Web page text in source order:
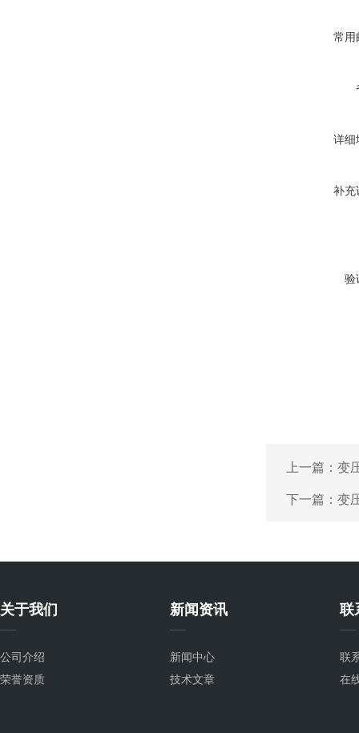
常用
详细
补充
验
上一篇： 变
下一篇： 变
关于我们
公司介绍
荣誉资质
新闻资讯
新闻中心
技术文章
联
联
在